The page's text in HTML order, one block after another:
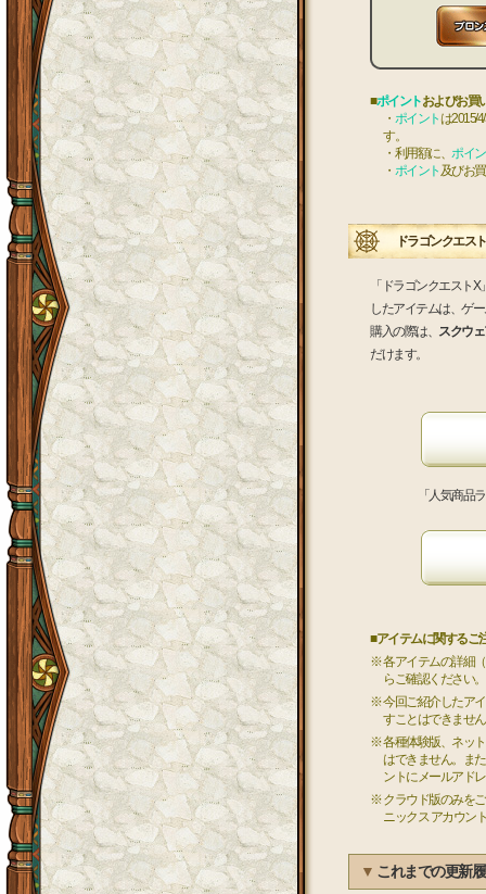
■ポイントおよびお買
・ ポイントは2015/
す。
・利用額に、 ポイ
・ ポイント 及びお
ドラゴンクエス
「ドラゴンクエスト
したアイテムは、ゲ
購入の際は、 スクウ
だけます。
「人気商品
■アイテムに関するご
※ 各アイテムの詳細
らご確認ください。
※ 今回ご紹介したア
すことはできませ
※ 各種体験版、ネッ
はできません。ま
ントにメールアド
※ クラウド版のみを
ニックス アカウン
▼ これまでの更新